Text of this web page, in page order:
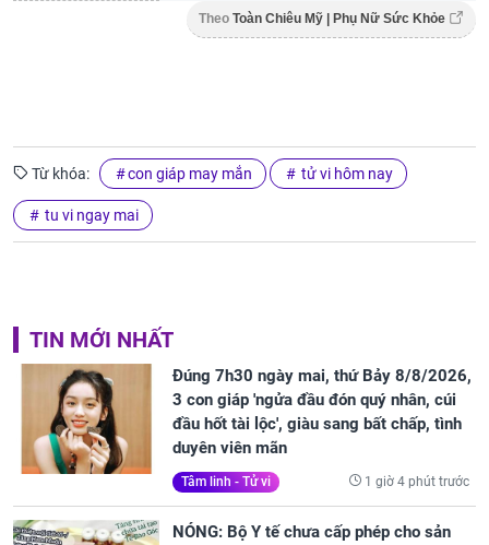
Theo Toàn Chiêu Mỹ | Phụ Nữ Sức Khỏe
Từ khóa: con giáp may mắn tử vi hôm nay
tu vi ngay mai
TIN MỚI NHẤT
Đúng 7h30 ngày mai, thứ Bảy 8/8/2026,
3 con giáp 'ngửa đầu đón quý nhân, cúi
đầu hốt tài lộc', giàu sang bất chấp, tình
duyên viên mãn
Tâm linh - Tử vi 1 giờ 4 phút trước
NÓNG: Bộ Y tế chưa cấp phép cho sản